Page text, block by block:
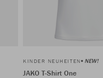
KINDER NEUHEITEN NEW!
JAKO T-Shirt One